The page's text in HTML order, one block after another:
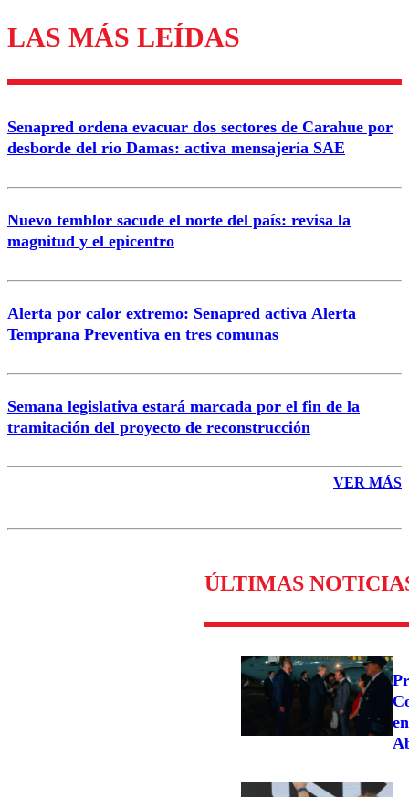
Los comentarios son moderados para garantizar un
diálogo respetuoso.
Correo
LAS MÁS LEÍDAS
Senapred ordena evacuar dos sectores de Carahue por
desborde del río Damas: activa mensajería SAE
Nuevo temblor sacude el norte del país: revisa la
magnitud y el epicentro
Alerta por calor extremo: Senapred activa Alerta
Temprana Preventiva en tres comunas
Semana legislativa estará marcada por el fin de la
tramitación del proyecto de reconstrucción
VER MÁS
ÚLTIMAS